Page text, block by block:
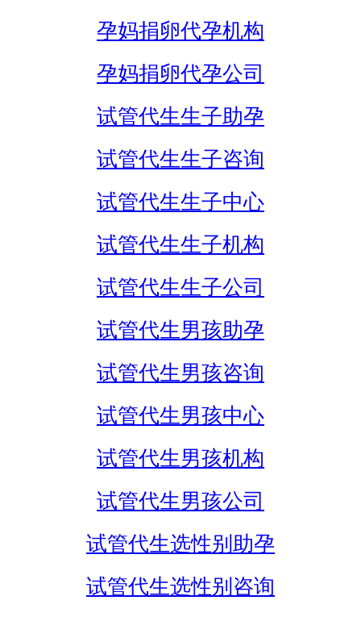
孕妈捐卵代孕机构
孕妈捐卵代孕公司
试管代生生子助孕
试管代生生子咨询
试管代生生子中心
试管代生生子机构
试管代生生子公司
试管代生男孩助孕
试管代生男孩咨询
试管代生男孩中心
试管代生男孩机构
试管代生男孩公司
试管代生选性别助孕
试管代生选性别咨询